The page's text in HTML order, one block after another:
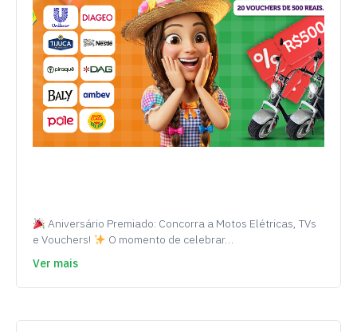
Aniversário Premiado: Concorra a Motos Elétricas, TVs
e Vouchers!
O momento de celebrar…
Ver mais